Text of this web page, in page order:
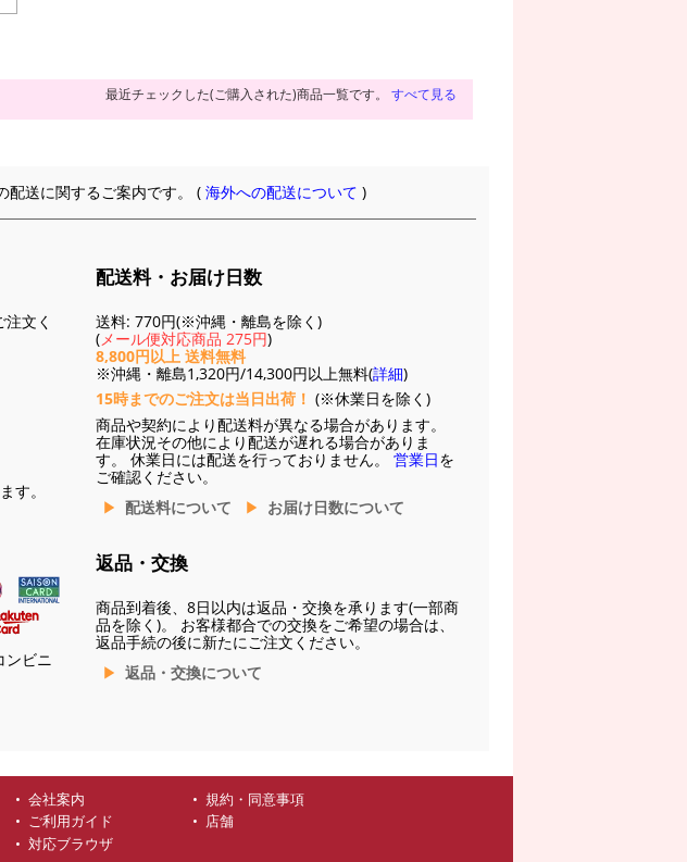
最近チェックした(ご購入された)商品一覧です。 すべて見る
配送に関するご案内です。 (海外への配送について )
文く
す。
ンビニ
配送料・お届け日数
送料: 770円(※沖縄・離島を除く)
(メール便対応商品 275円)
8,800円以上 送料無料
※沖縄・離島1,320円/14,300円以上無料(詳細)
15時までのご注文は当日出荷！ (※休業日を除く)
商品や契約により配送料が異なる場合があります。
在庫状況その他により配送が遅れる場合がありま
す。 休業日には配送を行っておりません。 営業日を
ご確認ください。
配送料について
お届け日数について
返品・交換
商品到着後、8日以内は返品・交換を承ります(一部商
品を除く)。 お客様都合での交換をご希望の場合は、
返品手続の後に新たにご注文ください。
返品・交換について
会社案内
規約・同意事項
ご利用ガイド
店舗
対応ブラウザ